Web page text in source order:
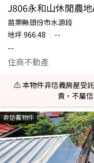
J806永和山休閒農地
苗栗縣頭份市水源段
地坪 966.48
--
--
住商不動產
⚠️ 本物件非信義房屋受
責，不屬
非信義物件